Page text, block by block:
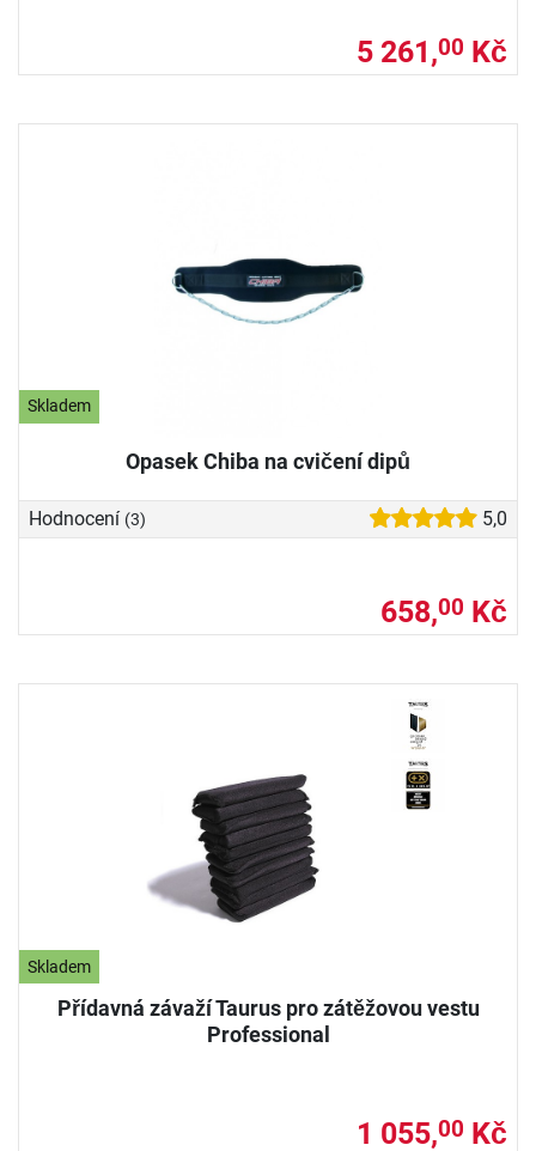
5 261,00 Kč
Skladem
Opasek Chiba na cvičení dipů
Hodnocení (3) 5,0
658,00 Kč
Skladem
Přídavná závaží Taurus pro zátěžovou vestu
Professional
1 055,00 Kč